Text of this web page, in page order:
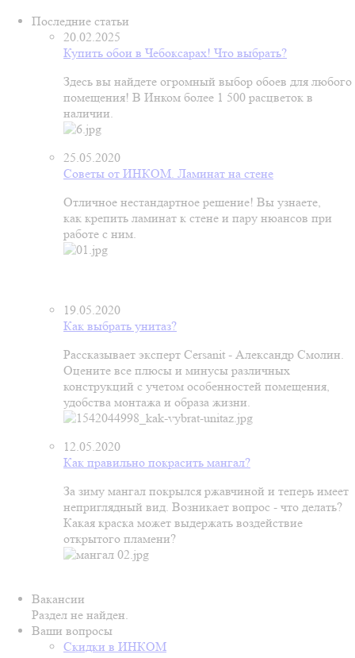
Последние статьи
20.02.2025
Купить обои в Чебоксарах! Что выбрать?
Здесь вы найдете огромный выбор обоев для любого
помещения! В Инком более 1 500 расцветок в
наличии.
25.05.2020
Советы от ИНКОМ. Ламинат на стене
Отличное нестандартное решение! Вы узнаете,
как крепить ламинат к стене и пару нюансов при
работе с ним.
19.05.2020
Как выбрать унитаз?
Рассказывает эксперт Cersanit - Александр Смолин.
Оцените все плюсы и минусы различных
конструкций с учетом особенностей помещения,
удобства монтажа и образа жизни.
12.05.2020
Как правильно покрасить мангал?
За зиму мангал покрылся ржавчиной и теперь имеет
неприглядный вид. Возникает вопрос - что делать?
Какая краска может выдержать воздействие
открытого пламени?
Вакансии
Раздел не найден.
Ваши вопросы
Скидки в ИНКОМ